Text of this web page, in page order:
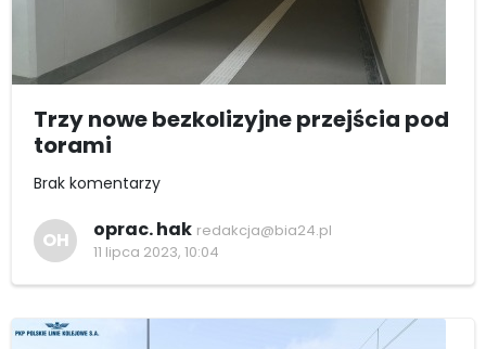
Trzy nowe bezkolizyjne przejścia pod
torami
Brak komentarzy
OH oprac. hak redakcja@bia24.pl
11 lipca 2023, 10:04